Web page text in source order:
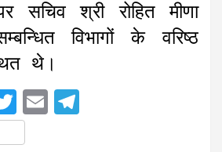
सचिव श्री रोहित मीणा
विभागों के वरिष्ठ
थे।
T
w
E